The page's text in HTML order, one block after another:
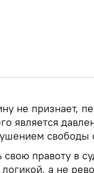
не признает,
является
свободы
свою правоту в
логикой, а не